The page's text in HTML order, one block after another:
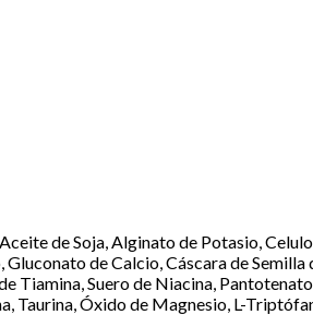
de Soja, Alginato de Potasio,
de Calcio, Cáscara de Semilla
Suero de Niacina,
Taurina, Óxido de Magnesio, L-